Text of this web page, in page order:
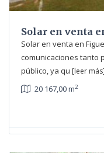
Solar en venta
Solar en venta en
comunicaciones tanto
público, ya qu [leer más]
20 167,00 m2